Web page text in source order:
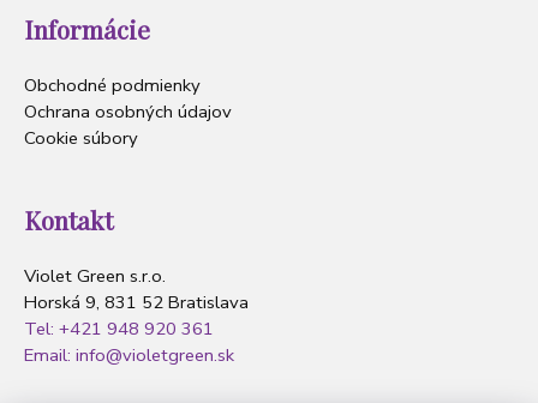
Informácie
Obchodné podmienky
Ochrana osobných údajov
Cookie súbory
Kontakt
Violet Green s.r.o.
Horská 9, 831 52 Bratislava
Tel: +421 948 920 361
Email: info@violetgreen.sk